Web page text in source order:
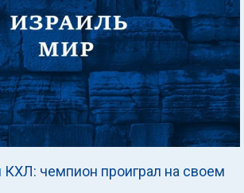
КХЛ: чемпион проиграл на своем